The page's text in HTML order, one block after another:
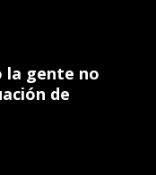
la gente no
de